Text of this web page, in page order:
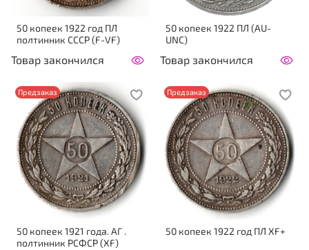
50 копеек 1922 год ПЛ
полтинник СССР (F-VF)
Товар закончился
50 копеек 1922 ПЛ (AU-
UNC)
Товар закончился
Предзаказ
50 копеек 1921 года. АГ .
полтинник РСФСР (XF)
Предзаказ
50 копеек 1922 год ПЛ XF+